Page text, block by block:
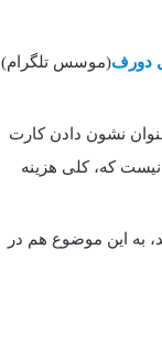
دورف(موسس تلگرام)
نشون دادن کارت
که، کلی هزینه
به این موضوع هم در